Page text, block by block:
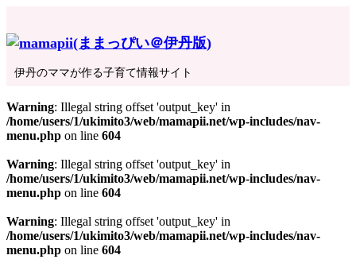
伊丹のママが作る子育て情報サイト
Warning: Illegal string offset 'output_key' in
/home/users/1/ukimito3/web/mamapii.net/wp-includes/nav-
menu.php on line 604
Warning: Illegal string offset 'output_key' in
/home/users/1/ukimito3/web/mamapii.net/wp-includes/nav-
menu.php on line 604
Warning: Illegal string offset 'output_key' in
/home/users/1/ukimito3/web/mamapii.net/wp-includes/nav-
menu.php on line 604